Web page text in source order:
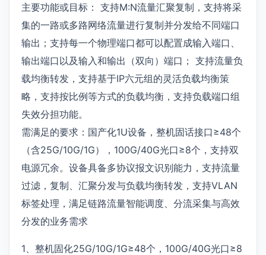
主要功能或目标： 支持M:N流量汇聚复制，支持将采
集的一路或多路网络流量进行复制并分发给不同端口
输出；支持每一个物理端口都可以配置成输入端口、
输出端口以及输入和输出（双向）端口； 支持流量负
载均衡转发，支持基于IP六元组的灵活负载均衡策
略，支持按比例等方式的负载均衡，支持负载端口组
失效分担功能。
需满足的要求：国产化1U设备，整机固话接口≥48个
（含25G/10G/1G），100G/40G光口≥8个，支持双
电源冗余。设备具备多协议报文识别能力，支持流量
过滤，复制、汇聚分发与负载均衡转发，支持VLAN
标签处理，满足链路流量智能调度、分流采集与高效
分发的业务需求
1、整机固化25G/10G/1G≥48个，100G/40G光口≥8